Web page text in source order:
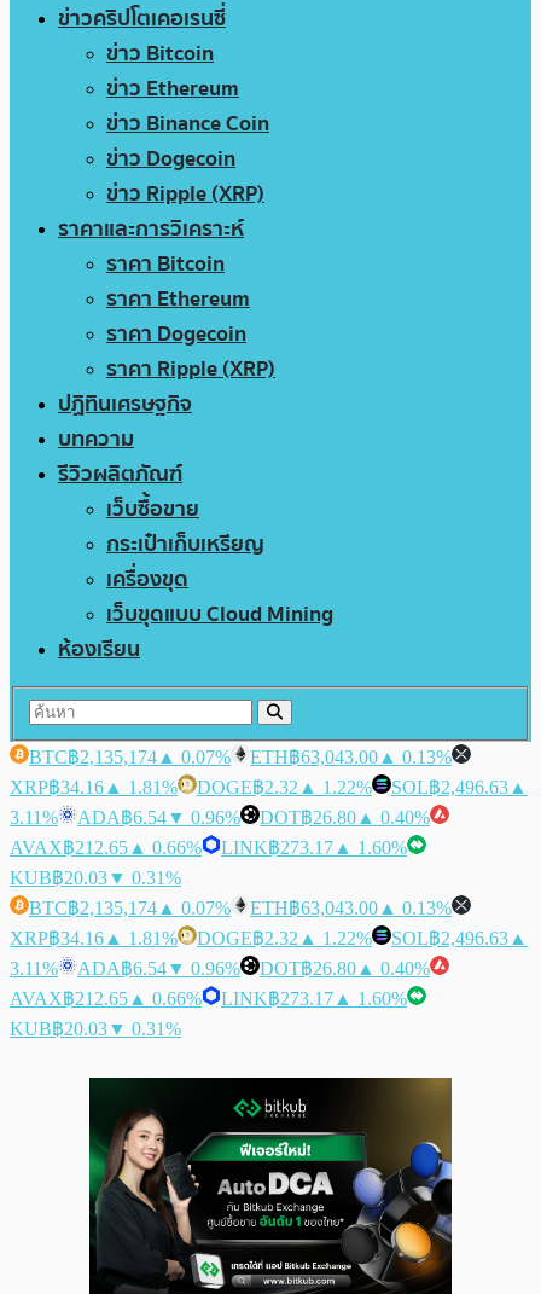
ข่าวคริปโตเคอเรนซี่
ข่าว Bitcoin
ข่าว Ethereum
ข่าว Binance Coin
ข่าว Dogecoin
ข่าว Ripple (XRP)
ราคาและการวิเคราะห์
ราคา Bitcoin
ราคา Ethereum
ราคา Dogecoin
ราคา Ripple (XRP)
ปฏิทินเศรษฐกิจ
บทความ
รีวิวผลิตภัณฑ์
เว็บซื้อขาย
กระเป๋าเก็บเหรียญ
เครื่องขุด
เว็บขุดแบบ Cloud Mining
ห้องเรียน
BTC฿2,135,174 ▲ 0.07% ETH฿63,043.00 ▲ 0.13%
XRP฿34.16 ▲ 1.81% DOGE฿2.32 ▲ 1.22% SOL฿2,496.63 ▲
3.11%
ADA฿6.54▼ 0.96% DOT฿26.80 ▲ 0.40%
AVAX฿212.65 ▲ 0.66% LINK฿273.17 ▲ 1.60%
KUB฿20.03▼ 0.31%
BTC฿2,135,174 ▲ 0.07% ETH฿63,043.00 ▲ 0.13%
XRP฿34.16 ▲ 1.81% DOGE฿2.32 ▲ 1.22% SOL฿2,496.63 ▲
3.11%
ADA฿6.54▼ 0.96% DOT฿26.80 ▲ 0.40%
AVAX฿212.65 ▲ 0.66% LINK฿273.17 ▲ 1.60%
KUB฿20.03▼ 0.31%